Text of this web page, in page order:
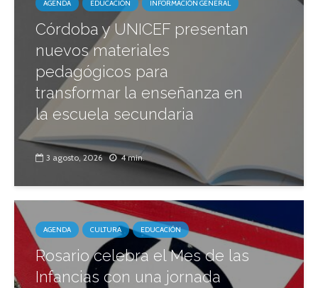
AGENDA EDUCACIÓN INFORMACIÓN GENERAL
Córdoba y UNICEF presentan
nuevos materiales
pedagógicos para
transformar la enseñanza en
la escuela secundaria
3 agosto, 2026 4 min.
AGENDA CULTURA EDUCACIÓN
Rosario celebra el Mes de las
Infancias con una jornada